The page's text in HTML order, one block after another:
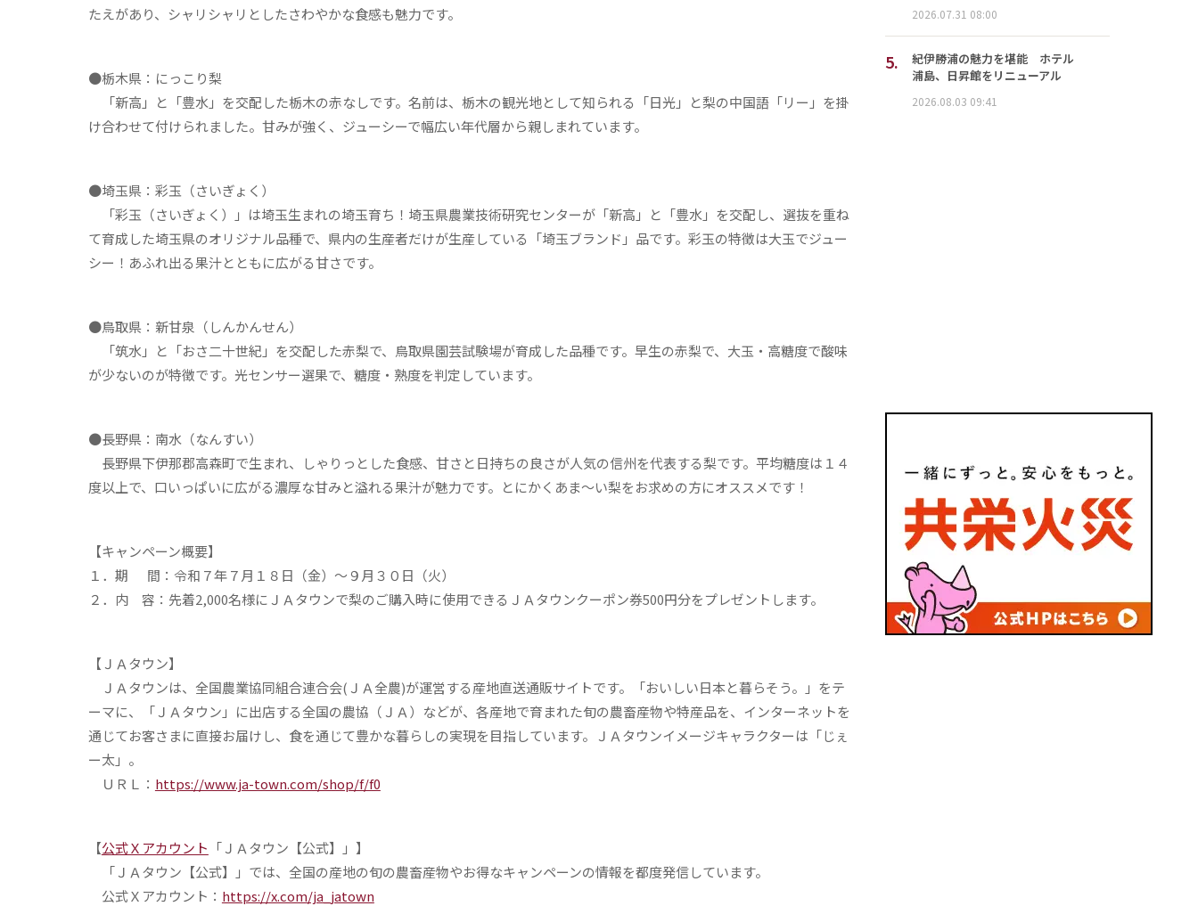
たえがあり、シャリシャリとしたさわやかな食感も魅力です。
●栃木県：にっこり梨
「新高」と「豊水」を交配した栃木の赤なしです。名前は、栃木の観光地として知られる「日光」と梨の中国語「リー」を掛
け合わせて付けられました。甘みが強く、ジューシーで幅広い年代層から親しまれています。
●埼玉県：彩玉（さいぎょく）
「彩玉（さいぎょく）」は埼玉生まれの埼玉育ち！埼玉県農業技術研究センターが「新高」と「豊水」を交配し、選抜を重ね
て育成した埼玉県のオリジナル品種で、県内の生産者だけが生産している「埼玉ブランド」品です。彩玉の特徴は大玉でジュー
シー！あふれ出る果汁とともに広がる甘さです。
●鳥取県：新甘泉（しんかんせん）
「筑水」と「おさ二十世紀」を交配した赤梨で、鳥取県園芸試験場が育成した品種です。早生の赤梨で、大玉・高糖度で酸味
が少ないのが特徴です。光センサー選果で、糖度・熟度を判定しています。
●長野県：南水（なんすい）
長野県下伊那郡高森町で生まれ、しゃりっとした食感、甘さと日持ちの良さが人気の信州を代表する梨です。平均糖度は１４
度以上で、口いっぱいに広がる濃厚な甘みと溢れる果汁が魅力です。とにかくあま～い梨をお求めの方にオススメです！
【キャンペーン概要】
１．期 間：令和７年７月１８日（金）～９月３０日（火）
２．内 容：先着2,000名様にＪＡタウンで梨のご購入時に使用できるＪＡタウンクーポン券500円分をプレゼントします。
【ＪＡタウン】
ＪＡタウンは、全国農業協同組合連合会(ＪＡ全農)が運営する産地直送通販サイトです。「おいしい日本と暮らそう。」をテ
ーマに、「ＪＡタウン」に出店する全国の農協（ＪＡ）などが、各産地で育まれた旬の農畜産物や特産品を、インターネットを
通じてお客さまに直接お届けし、食を通じて豊かな暮らしの実現を目指しています。ＪＡタウンイメージキャラクターは「じぇ
ー太」。
ＵＲＬ： https://www.ja-town.com/shop/f/f0
【公式Ｘアカウント 「ＪＡタウン【公式】」】
「ＪＡタウン【公式】」では、全国の産地の旬の農畜産物やお得なキャンペーンの情報を都度発信しています。
公式Ｘアカウント： https://x.com/ja_jatown
2026.07.31 08:00
5.
紀伊勝浦の魅力を堪能 ホテル
浦島、日昇館をリニューアル
2026.08.03 09:41